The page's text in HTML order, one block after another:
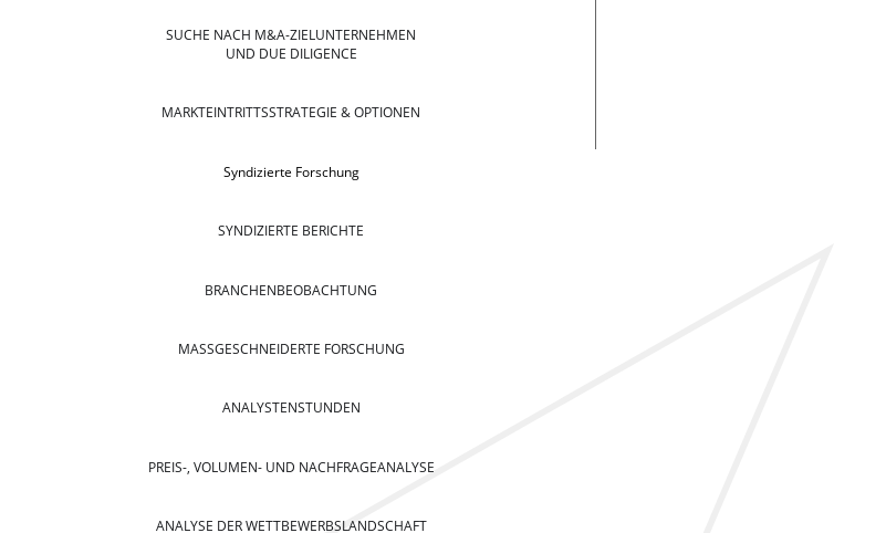
SUCHE NACH M&A-ZIELUNTERNEHMEN
UND DUE DILIGENCE
MARKTEINTRITTSSTRATEGIE & OPTIONEN
Syndizierte Forschung
SYNDIZIERTE BERICHTE
BRANCHENBEOBACHTUNG
MASSGESCHNEIDERTE FORSCHUNG
ANALYSTENSTUNDEN
PREIS-, VOLUMEN- UND NACHFRAGEANALYSE
ANALYSE DER WETTBEWERBSLANDSCHAFT